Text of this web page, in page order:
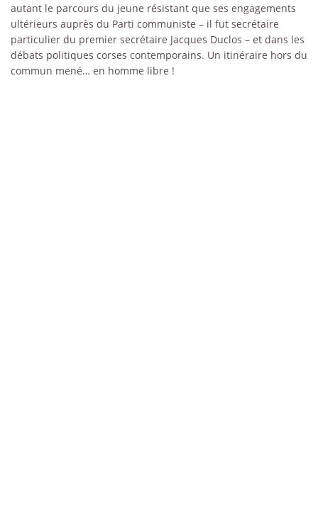
autant le parcours du jeune résistant que ses engagements
ultérieurs auprès du Parti communiste – il fut secrétaire
particulier du premier secrétaire Jacques Duclos – et dans les
débats politiques corses contemporains. Un itinéraire hors du
commun mené… en homme libre !